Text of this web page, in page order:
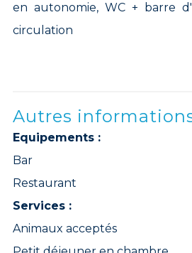
en autonomie, WC + barre
circulation
Autres
Equipements :
Bar
Restaurant
Services :
Animaux acceptés